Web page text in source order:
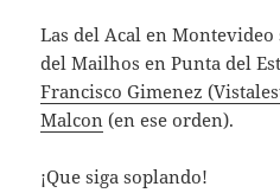
Las del Acal en
del Mailhos en Punta del
Francisco Gimenez
Malcon (en ese orden).
¡Que siga soplando!